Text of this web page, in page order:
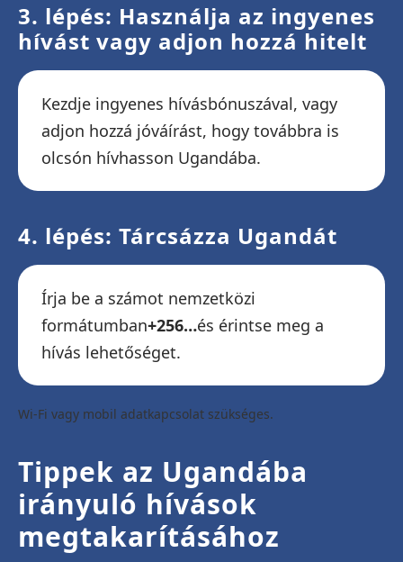
3. lépés: Használja az ingyenes
hívást vagy adjon hozzá hitelt
Kezdje ingyenes hívásbónuszával, vagy
adjon hozzá jóváírást, hogy továbbra is
olcsón hívhasson Ugandába.
4. lépés: Tárcsázza Ugandát
Írja be a számot nemzetközi
formátumban+256…és érintse meg a
hívás lehetőséget.
Wi-Fi vagy mobil adatkapcsolat szükséges.
Tippek az Ugandába
irányuló hívások
megtakarításához